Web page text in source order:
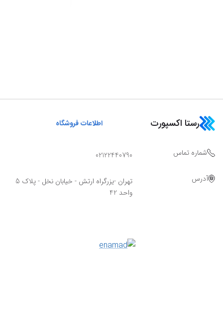
رستا اکسپورت اطلاعات فروشگاه
شماره تماس 02122440790
آدرس
تهران -یزرگراه ارتش - خیابان نخل - پلاک 5
واحد 42